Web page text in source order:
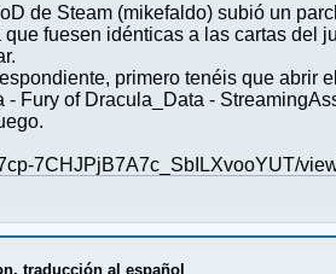
de Steam (mikefaldo) subió un
fuesen idénticas a las cartas del
primero tenéis que abrir
- Fury of Dracula_Data -
7CHJPjB7A7c_SbILXvooYUT/
traducción al español